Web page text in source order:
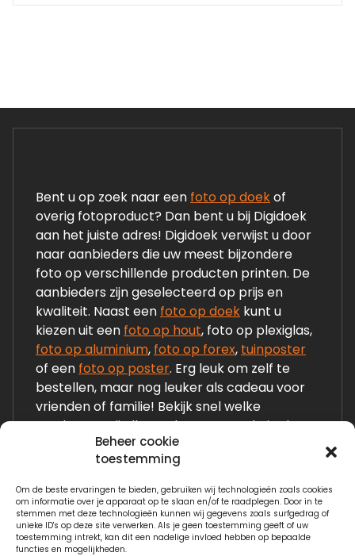
Beheer cookie
toestemming
Om de beste ervaringen te bieden, gebruiken wij technologieën zoals cookies
om informatie over je apparaat op te slaan en/of te raadplegen. Door in te
stemmen met deze technologieën kunnen wij gegevens zoals surfgedrag of
unieke ID's op deze site verwerken. Als je geen toestemming geeft of uw
toestemming intrekt, kan dit een nadelige invloed hebben op bepaalde
functies en mogelijkheden.
Bent u op zoek naar een foto op doekof
overig fotoproduct? Dan bent u bij Digidoek
aan het juiste adres! Digidoek verwijst u door
naar aanbieders die uw meest bijzondere
foto op verschillende producten printen. De
aanbieders zijn geselecteerd op prijs en
kwaliteit. Naast een foto op doek kunt u
kiezen uit een foto op hout, foto op plexiglas,
foto op aluminium, foto op forex, tuinposter
of een foto op poster. Erg leuk om zelf te
bestellen, maar nog leuker als cadeau voor
vrienden of familie! Bekijk snel welke
producten wij allemaal op onze website laten
Links:
Fotogeschenken.nl